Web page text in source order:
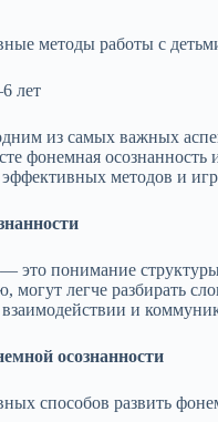
методы работы с
лет
из самых важных
фонемная осознанность
эффективных методов и
это понимание
могут легче разбирать
и
осознанности
способов развить